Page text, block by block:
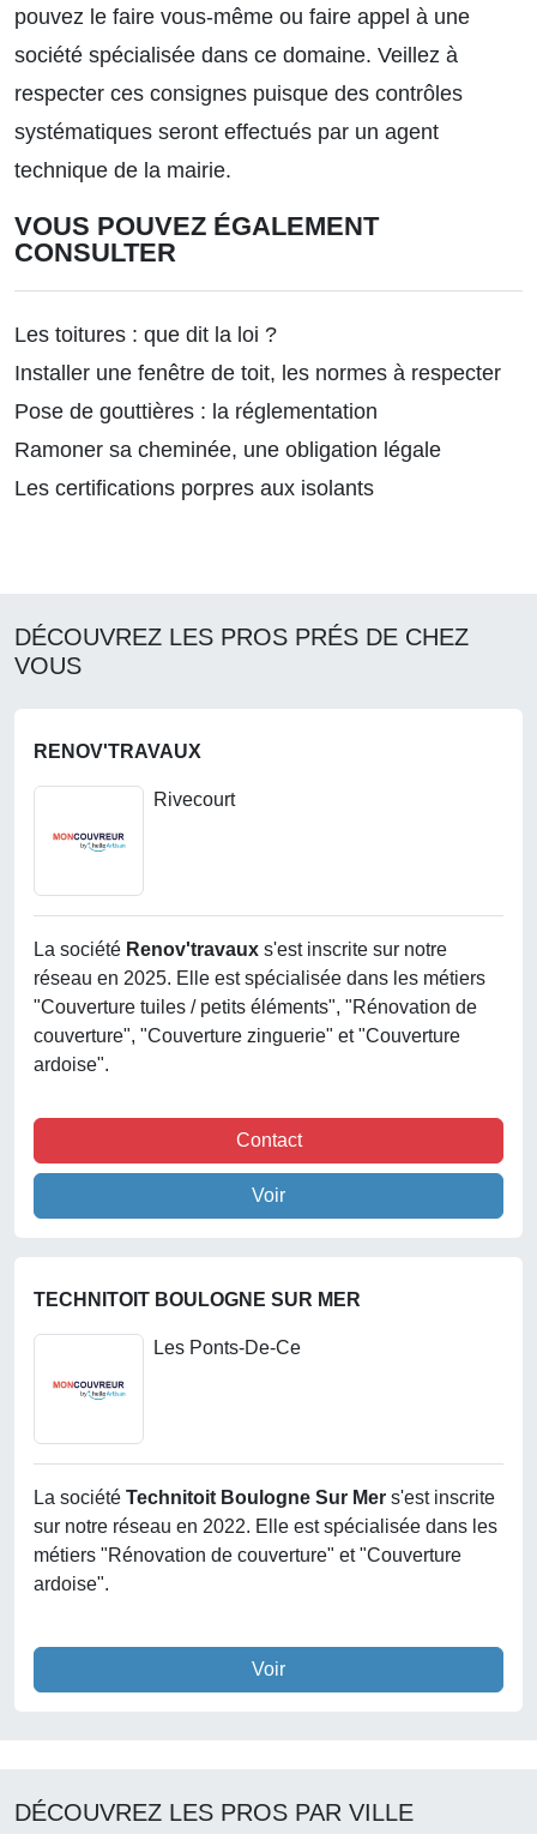
pouvez le faire vous-même ou faire appel à une
société spécialisée dans ce domaine. Veillez à
respecter ces consignes puisque des contrôles
systématiques seront effectués par un agent
technique de la mairie.
VOUS POUVEZ ÉGALEMENT
CONSULTER
Les toitures : que dit la loi ?
Installer une fenêtre de toit, les normes à respecter
Pose de gouttières : la réglementation
Ramoner sa cheminée, une obligation légale
Les certifications porpres aux isolants
DÉCOUVREZ LES PROS PRÉS DE CHEZ
VOUS
RENOV'TRAVAUX
Rivecourt
La société Renov'travaux s'est inscrite sur notre
réseau en 2025. Elle est spécialisée dans les métiers
"Couverture tuiles / petits éléments", "Rénovation de
couverture", "Couverture zinguerie" et "Couverture
ardoise".
Contact
Voir
TECHNITOIT BOULOGNE SUR MER
Les Ponts-De-Ce
La société Technitoit Boulogne Sur Mer s'est inscrite
sur notre réseau en 2022. Elle est spécialisée dans les
métiers "Rénovation de couverture" et "Couverture
ardoise".
Voir
DÉCOUVREZ LES PROS PAR VILLE